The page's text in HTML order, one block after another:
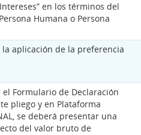
en los términos del
Humana o Persona
aplicación de la preferencia
Formulario de Declaración
pliego y en Plataforma
se deberá presentar una
del valor bruto de